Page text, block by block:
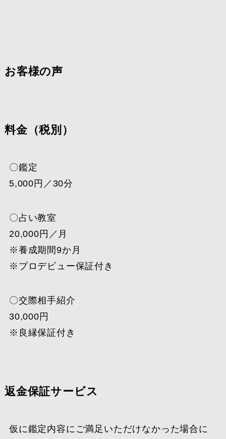
お客様の声
料金（税別）
〇鑑定
5,000円／30分
〇占い教室
20,000円／月
※養成期間9か月
※プロデビュー保証付き
〇交際相手紹介
30,000円
※良縁保証付き
返金保証サービス
仮に鑑定内容にご満足いただけなかった場合に